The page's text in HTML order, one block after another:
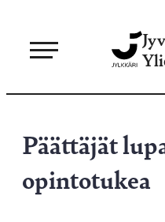
sisältöön
Päättäjät
opintotukea